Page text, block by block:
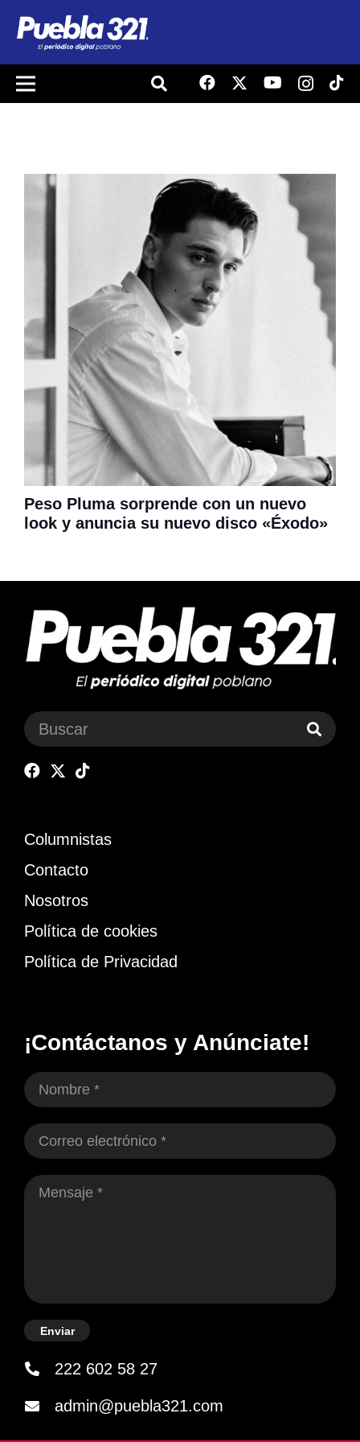
Peso Pluma sorprende con un nuevo
look y anuncia su nuevo disco «Éxodo»
Columnistas
Contacto
Nosotros
Política de cookies
Política de Privacidad
¡Contáctanos y Anúnciate!
Enviar
222 602 58 27
admin@puebla321.com